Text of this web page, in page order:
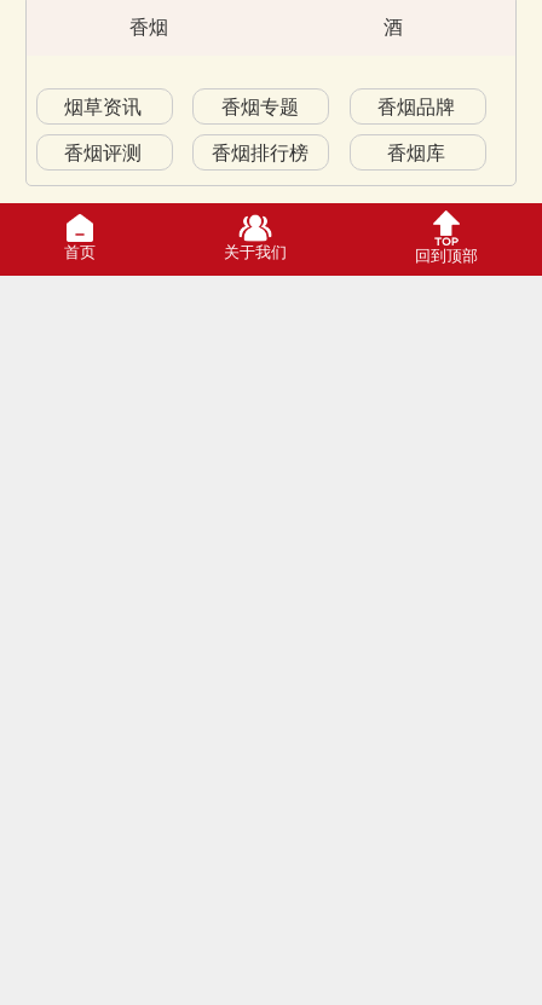
香烟 酒
烟草资讯 香烟专题 香烟品牌
香烟评测 香烟排行榜 香烟库
首页 关于我们 回到顶部